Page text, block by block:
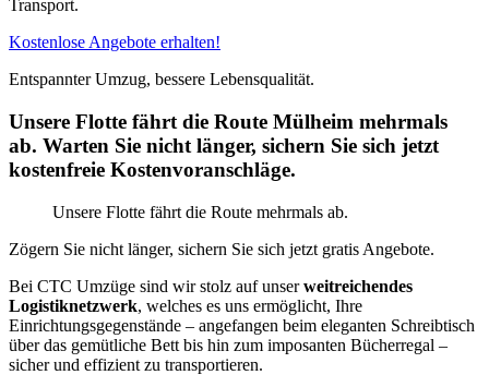
Transport.
Kostenlose Angebote erhalten!
Entspannter Umzug, bessere Lebensqualität.
Unsere Flotte fährt die Route Mülheim mehrmals
ab. Warten Sie nicht länger, sichern Sie sich jetzt
kostenfreie Kostenvoranschläge.
Unsere Flotte fährt die Route mehrmals ab.
Zögern Sie nicht länger, sichern Sie sich jetzt gratis Angebote.
Bei CTC Umzüge sind wir stolz auf unserweitreichendes
Logistiknetzwerk, welches es uns ermöglicht, Ihre
Einrichtungsgegenstände – angefangen beim eleganten Schreibtisch
über das gemütliche Bett bis hin zum imposanten Bücherregal –
sicher und effizient zu transportieren.